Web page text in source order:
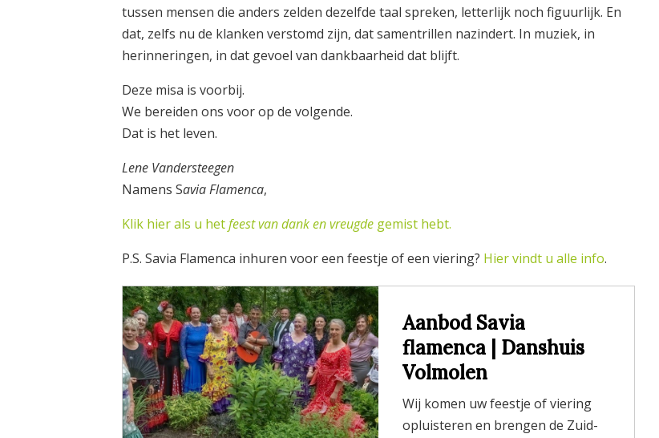
tussen mensen die anders zelden dezelfde taal spreken, letterlijk noch figuurlijk. En
dat, zelfs nu de klanken verstomd zijn, dat samentrillen nazindert. In muziek, in
herinneringen, in dat gevoel van dankbaarheid dat blijft.
Deze misa is voorbij.
We bereiden ons voor op de volgende.
Dat is het leven.
Lene Vandersteegen
Namens Savia Flamenca,
Klik hier als u hetfeest van dank en vreugde gemist hebt.
P.S. Savia Flamenca inhuren voor een feestje of een viering? Hier vindt u alle info.
Aanbod Savia
flamenca | Danshuis
Volmolen
Wij komen uw feestje of viering
opluisteren en brengen de Zuid-